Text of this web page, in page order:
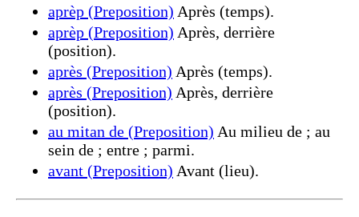
aprèp (Preposition) Après (temps).
aprèp (Preposition) Après, derrière
(position).
après (Preposition) Après (temps).
après (Preposition) Après, derrière
(position).
au mitan de (Preposition) Au milieu de ; au
sein de ; entre ; parmi.
avant (Preposition) Avant (lieu).